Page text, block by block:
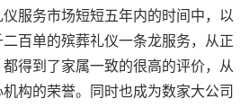
服务市场短短五年内的时间中，以
百单的殡葬礼仪一条龙服务，从正
得到了家属一致的很高的评价，从
构的荣誉。同时也成为数家大公司